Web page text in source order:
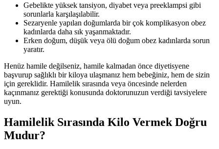
Gebelikte yüksek tansiyon, diyabet veya preeklampsi gibi
sorunlarla karşılaşılabilir.
Sezaryenle yapılan doğumlarda bir çok komplikasyon obez
kadınlarda daha sık yaşanmaktadır.
Erken doğum, düşük veya ölü doğum obez kadınlarda sorun
yaratır.
Henüz hamile değilseniz, hamile kalmadan önce diyetisyene
başvurup sağlıklı bir kiloya ulaşmanız hem bebeğiniz, hem de sizin
için gereklidir. Hamilelik sırasında veya öncesinde nelerden
kaçınmanız gerektiği konusunda doktorunuzun verdiği tavsiyelere
uyun.
Hamilelik Sırasında Kilo Vermek Doğru
Mudur?